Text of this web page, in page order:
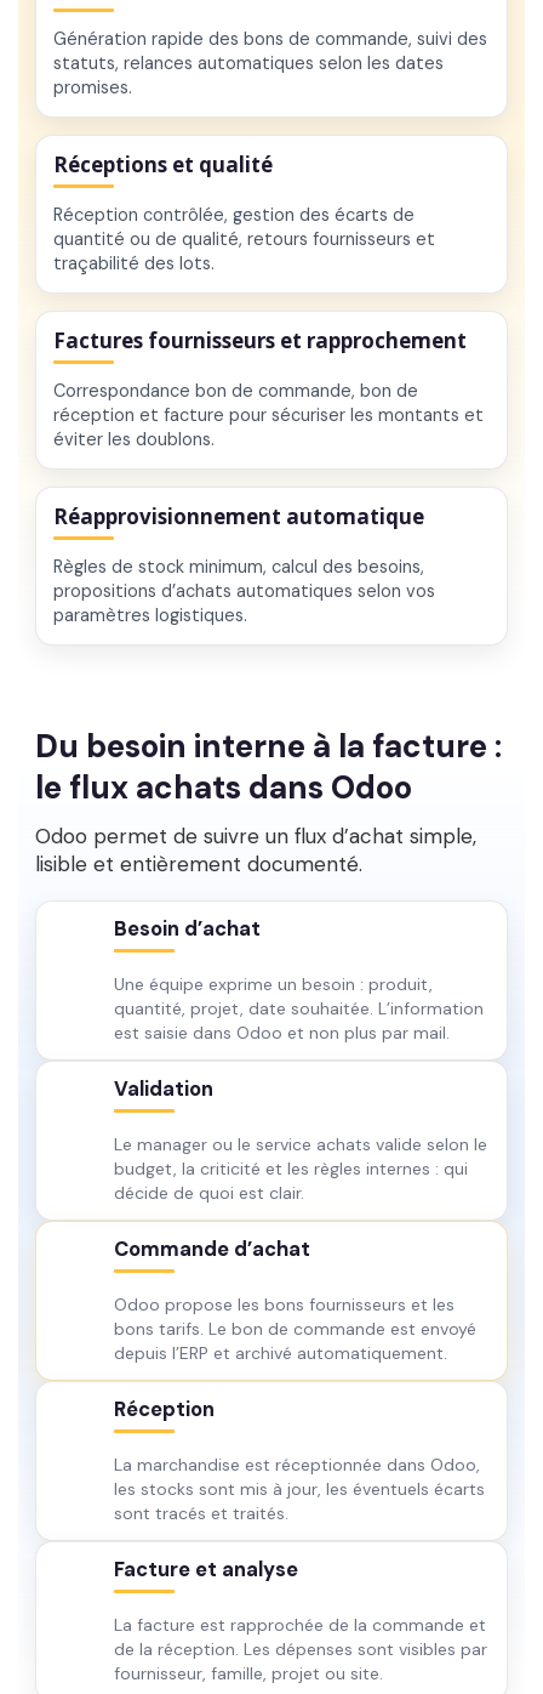
Génération rapide des bons de commande, suivi des
statuts, relances automatiques selon les dates
promises.
Réceptions et qualité
Réception contrôlée, gestion des écarts de
quantité ou de qualité, retours fournisseurs et
traçabilité des lots.
Factures fournisseurs et rapprochement
Correspondance bon de commande, bon de
réception et facture pour sécuriser les montants et
éviter les doublons.
Réapprovisionnement automatique
Règles de stock minimum, calcul des besoins,
propositions d’achats automatiques selon vos
paramètres logistiques.
Du besoin interne à la facture :
le flux achats dans Odoo
Odoo permet de suivre un flux d’achat simple,
lisible et entièrement documenté.
Besoin d’achat
Une équipe exprime un besoin : produit,
quantité, projet, date souhaitée. L’information
est saisie dans Odoo et non plus par mail.
Validation
Le manager ou le service achats valide selon le
budget, la criticité et les règles internes : qui
décide de quoi est clair.
Commande d’achat
Odoo propose les bons fournisseurs et les
bons tarifs. Le bon de commande est envoyé
depuis l’ERP et archivé automatiquement.
Réception
La marchandise est réceptionnée dans Odoo,
les stocks sont mis à jour, les éventuels écarts
sont tracés et traités.
Facture et analyse
La facture est rapprochée de la commande et
de la réception. Les dépenses sont visibles par
fournisseur, famille, projet ou site.